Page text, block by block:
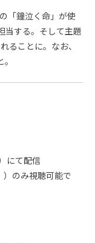
「鐘泣く命」が使
当する。そして主題
ることに。なお、
にて配信
のみ視聴可能で